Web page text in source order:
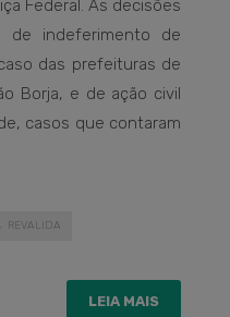
Federal. As decisões
de indeferimento de
das prefeituras de
Borja, e de ação civil
casos que contaram
REVALIDA
LEIA MAIS